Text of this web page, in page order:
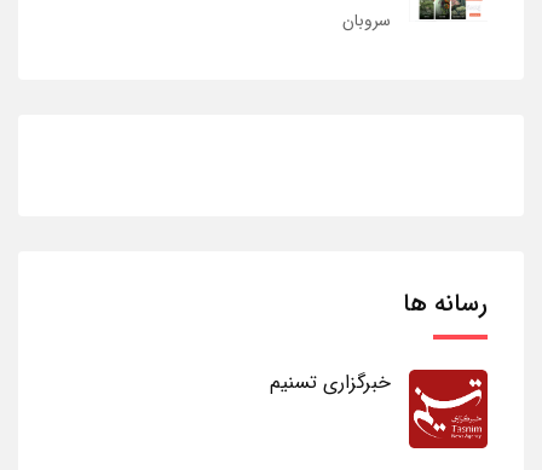
سروبان
رسانه ها
خبرگزاری تسنیم